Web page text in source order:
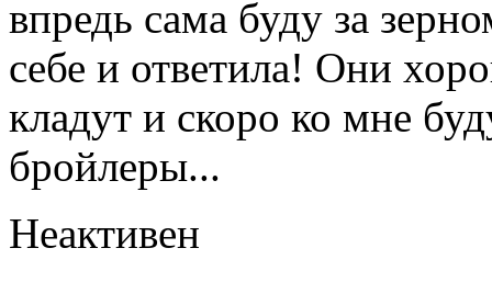
впредь сама буду за
себе и ответила! Они
кладут и скоро ко мне
бройлеры...
Неактивен